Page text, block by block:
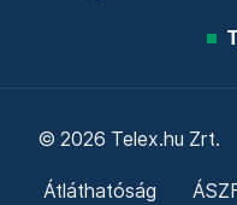
© 2026 Telex.hu Zrt.
Átláthatóság